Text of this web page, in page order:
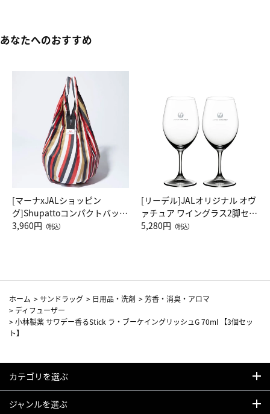
あなたへのおすすめ
[マーナxJALショッピン
グ]Shupattoコンパクトバッグ
Drop JAL客室乗務員（LC）ス
3,960円 （税込）
[リーデル]JALオリジナル オヴ
ァチュア ワイングラス2脚セッ
ト（レッドワイン）
5,280円 （税込）
ホーム >サンドラッグ > 日用品・洗剤 >芳香・消臭・アロマ
> ディフューザー
>小林製薬 サワデー香るStick ラ・ブーケイングリッシュG 70ml 【3個セッ
ト】
カテゴリを選ぶ
ジャンルを選ぶ